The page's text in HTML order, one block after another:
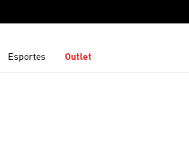
Esportes Outlet